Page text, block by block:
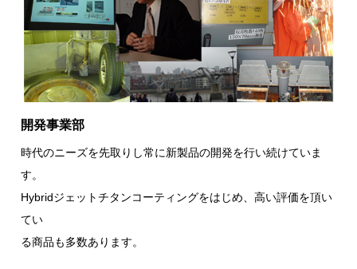
開発事業部
時代のニーズを先取りし常に新製品の開発を行い続けていま
す。
Hybridジェットチタンコーティングをはじめ、高い評価を頂い
てい
る商品も多数あります。